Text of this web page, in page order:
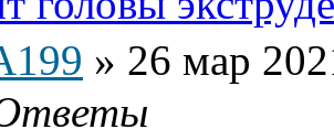
» 26 мар